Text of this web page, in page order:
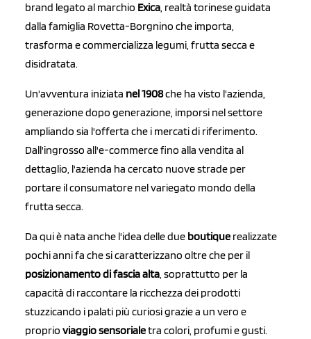
brand legato al marchio Exica, realtà torinese guidata
dalla famiglia Rovetta-Borgnino che importa,
trasforma e commercializza legumi, frutta secca e
disidratata.
Un'avventura iniziata nel 1908che ha visto l'azienda,
generazione dopo generazione, imporsi nel settore
ampliando sia l'offerta che i mercati di riferimento.
Dall'ingrosso all'e-commerce fino alla vendita al
dettaglio, l'azienda ha cercato nuove strade per
portare il consumatore nel variegato mondo della
frutta secca.
Da qui è nata anche l'idea delle due boutique realizzate
pochi anni fa che si caratterizzano oltre che per il
posizionamento di fascia alta, soprattutto per la
capacità di raccontare la ricchezza dei prodotti
stuzzicando i palati più curiosi grazie a un vero e
proprio viaggio sensorialetra colori, profumi e gusti.